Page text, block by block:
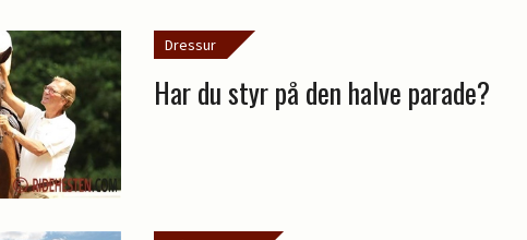
Dressur
Har du styr på den halve parade?